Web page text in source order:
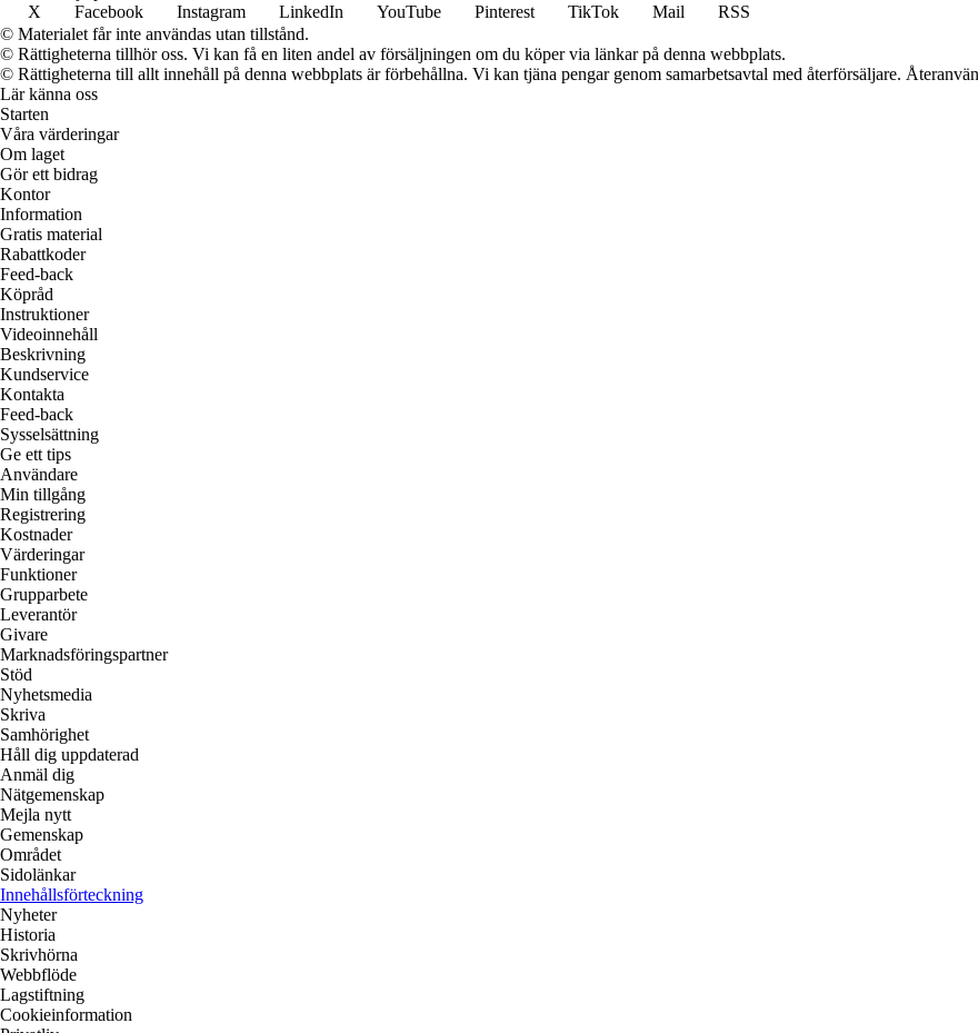
X
Facebook Instagram LinkedIn YouTube Pinterest TikTok Mail
RSS
© Materialet får inte användas utan tillstånd.
© Rättigheterna tillhör oss. Vi kan få en liten andel av försäljningen om du köper via länkar på denna webbplats.
© Rättigheterna till allt innehåll på denna webbplats är förbehållna. Vi kan tjäna pengar genom samarbetsavtal med återförsäljare.
Lär känna oss
Starten
Våra värderingar
Om laget
Gör ett bidrag
Kontor
Information
Gratis material
Rabattkoder
Feed-back
Köpråd
Instruktioner
Videoinnehåll
Beskrivning
Kundservice
Kontakta
Feed-back
Sysselsättning
Ge ett tips
Användare
Min tillgång
Registrering
Kostnader
Värderingar
Funktioner
Grupparbete
Leverantör
Givare
Marknadsföringspartner
Stöd
Nyhetsmedia
Skriva
Samhörighet
Håll dig uppdaterad
Anmäl dig
Nätgemenskap
Mejla nytt
Gemenskap
Området
Sidolänkar
Innehållsförteckning
Nyheter
Historia
Skrivhörna
Webbflöde
Lagstiftning
Cookieinformation